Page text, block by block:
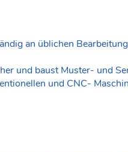
an üblichen
und baust Muster- und
und CNC-